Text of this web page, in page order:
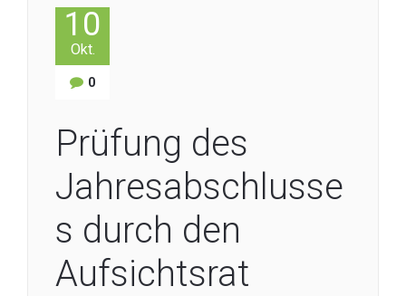
10
Okt.
0
Prüfung des
Jahresabschlusse
s durch den
Aufsichtsrat